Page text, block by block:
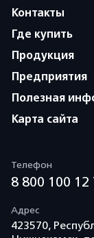
Контакты
Где купить
Продукция
Предприятия
Полезная
Карта сайта
Телефон
8 800 100 12
Адрес
423570,